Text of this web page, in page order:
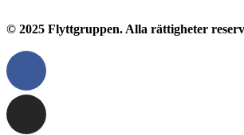
© 2025 Flyttgruppen. Alla rättigheter